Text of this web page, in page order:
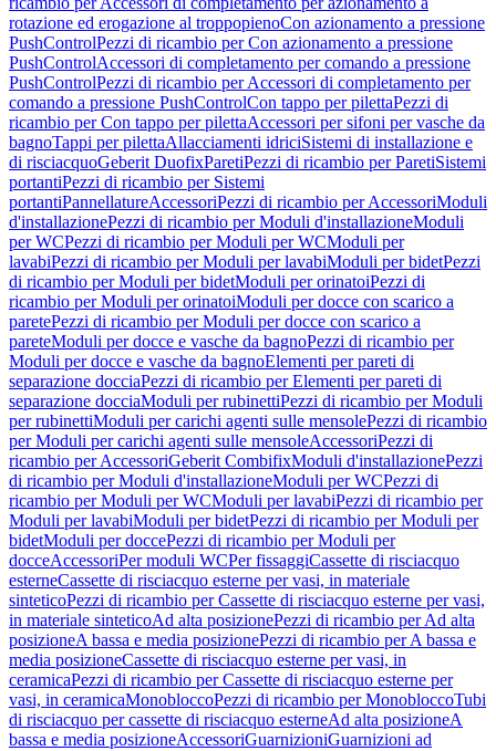
rotazione ed erogazione al troppopienoCon azionamento a pressione
PushControlPezzi di ricambio per Con azionamento a pressione
PushControlAccessori di completamento per comando a pressione
PushControlPezzi di ricambio per Accessori di completamento per
comando a pressione PushControlCon tappo per pilettaPezzi di
ricambio per Con tappo per pilettaAccessori per sifoni per vasche da
bagnoTappi per pilettaAllacciamenti idriciSistemi di installazione e
di risciacquoGeberit DuofixParetiPezzi di ricambio per ParetiSistemi
portantiPezzi di ricambio per Sistemi
portantiPannellatureAccessoriPezzi di ricambio per AccessoriModuli
d'installazionePezzi di ricambio per Moduli d'installazioneModuli
per WCPezzi di ricambio per Moduli per WCModuli per
lavabiPezzi di ricambio per Moduli per lavabiModuli per bidetPezzi
di ricambio per Moduli per bidetModuli per orinatoiPezzi di
ricambio per Moduli per orinatoiModuli per docce con scarico a
paretePezzi di ricambio per Moduli per docce con scarico a
pareteModuli per docce e vasche da bagnoPezzi di ricambio per
Moduli per docce e vasche da bagnoElementi per pareti di
separazione docciaPezzi di ricambio per Elementi per pareti di
separazione docciaModuli per rubinettiPezzi di ricambio per Moduli
per rubinettiModuli per carichi agenti sulle mensolePezzi di ricambio
per Moduli per carichi agenti sulle mensoleAccessoriPezzi di
ricambio per AccessoriGeberit CombifixModuli d'installazionePezzi
di ricambio per Moduli d'installazioneModuli per WCPezzi di
ricambio per Moduli per WCModuli per lavabiPezzi di ricambio per
Moduli per lavabiModuli per bidetPezzi di ricambio per Moduli per
bidetModuli per doccePezzi di ricambio per Moduli per
docceAccessoriPer moduli WCPer fissaggiCassette di risciacquo
esterneCassette di risciacquo esterne per vasi, in materiale
sinteticoPezzi di ricambio per Cassette di risciacquo esterne per vasi,
in materiale sinteticoAd alta posizionePezzi di ricambio per Ad alta
posizioneA bassa e media posizionePezzi di ricambio per A bassa e
media posizioneCassette di risciacquo esterne per vasi, in
ceramicaPezzi di ricambio per Cassette di risciacquo esterne per
vasi, in ceramicaMonobloccoPezzi di ricambio per MonobloccoTubi
di risciacquo per cassette di risciacquo esterneAd alta posizioneA
bassa e media posizioneAccessoriGuarnizioniGuarnizioni ad